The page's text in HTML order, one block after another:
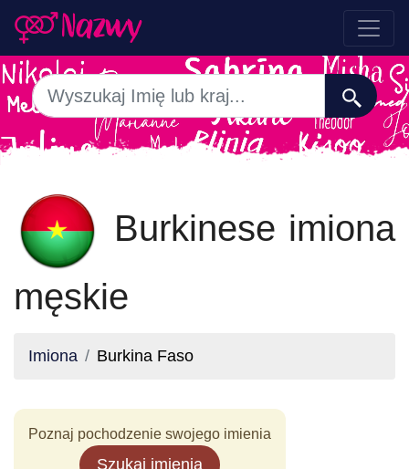
Burkinese imiona
męskie
Imiona Burkina Faso
Poznaj pochodzenie swojego imienia
Szukaj imienia